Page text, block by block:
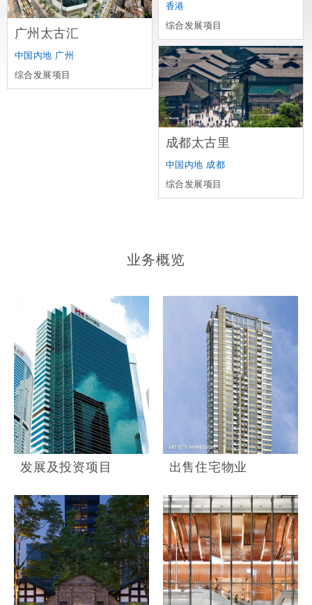
香港
综合发展项目
广州太古汇
中国内地 广州
综合发展项目
成都太古里
中国内地 成都
综合发展项目
业务概览
发展及投资项目 出售住宅物业